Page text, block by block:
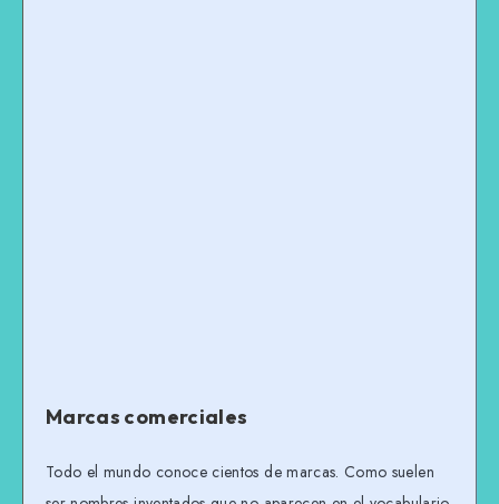
Marcas comerciales
Todo el mundo conoce cientos de marcas. Como suelen